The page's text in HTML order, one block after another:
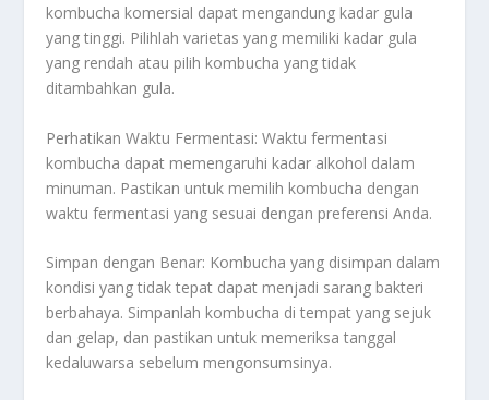
kombucha komersial dapat mengandung kadar gula
yang tinggi. Pilihlah varietas yang memiliki kadar gula
yang rendah atau pilih kombucha yang tidak
ditambahkan gula.
Perhatikan Waktu Fermentasi: Waktu fermentasi
kombucha dapat memengaruhi kadar alkohol dalam
minuman. Pastikan untuk memilih kombucha dengan
waktu fermentasi yang sesuai dengan preferensi Anda.
Simpan dengan Benar: Kombucha yang disimpan dalam
kondisi yang tidak tepat dapat menjadi sarang bakteri
berbahaya. Simpanlah kombucha di tempat yang sejuk
dan gelap, dan pastikan untuk memeriksa tanggal
kedaluwarsa sebelum mengonsumsinya.